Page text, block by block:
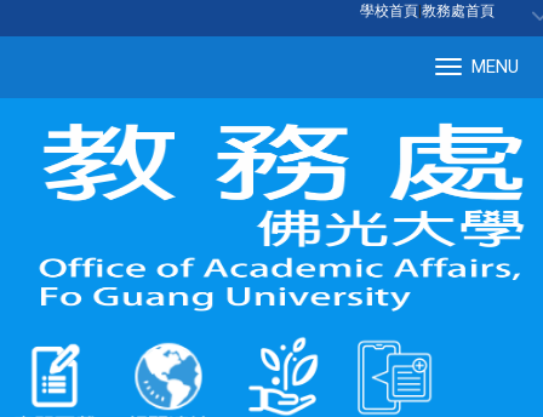
學校首頁 教務處首頁
MENU